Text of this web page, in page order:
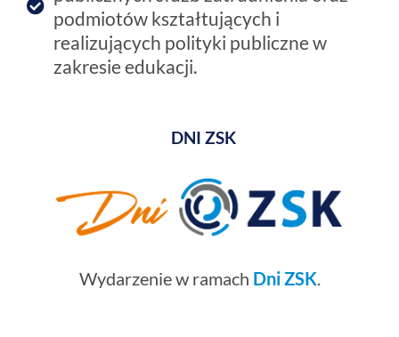
podmiotów kształtujących i
realizujących polityki publiczne w
zakresie edukacji.
DNI ZSK
Wydarzenie w ramach Dni ZSK.